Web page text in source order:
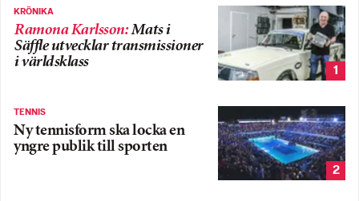
KRÖNIKA
Ramona Karlsson:Mats i
Säffle utvecklar transmissioner
i världsklass
1
TENNIS
Ny tennisform ska locka en
yngre publik till sporten
2